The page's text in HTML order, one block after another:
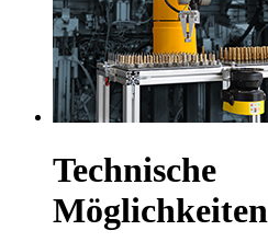
Technische
Möglichkeiten